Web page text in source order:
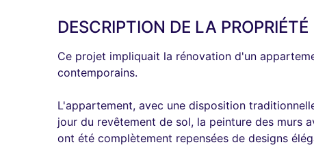
DESCRIPTION DE LA PROPRIÉTÉ
Ce projet impliquait la rénovation d'un
contemporains.
L'appartement, avec une disposition
jour du revêtement de sol, la peinture des murs
ont été complètement repensées de designs